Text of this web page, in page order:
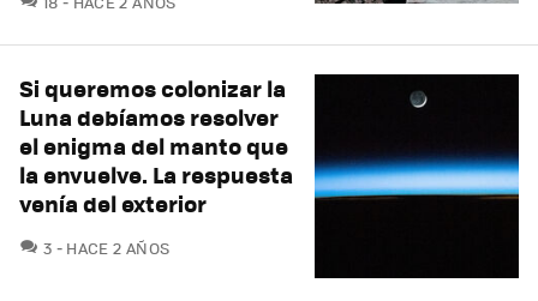
Si queremos colonizar la
Luna debíamos resolver
el enigma del manto que
la envuelve. La respuesta
venía del exterior
3 COMENTARIOS
HACE 2 AÑOS